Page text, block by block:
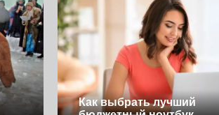
Как выбрать лучший